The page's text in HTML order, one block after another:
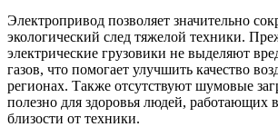
Электропривод позволяет значительно
экологический след тяжелой техники.
электрические грузовики не выделяют
газов, что помогает улучшить качество
регионах. Также отсутствуют шумовые
полезно для здоровья людей, работающих
близости от техники.